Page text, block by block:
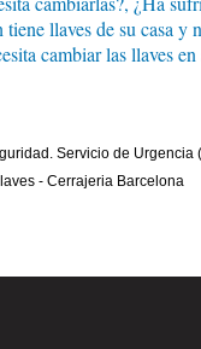
llaves de su casa y
cambiar las llaves
Servicio de Urgencia
- Cerrajeria Barcelona